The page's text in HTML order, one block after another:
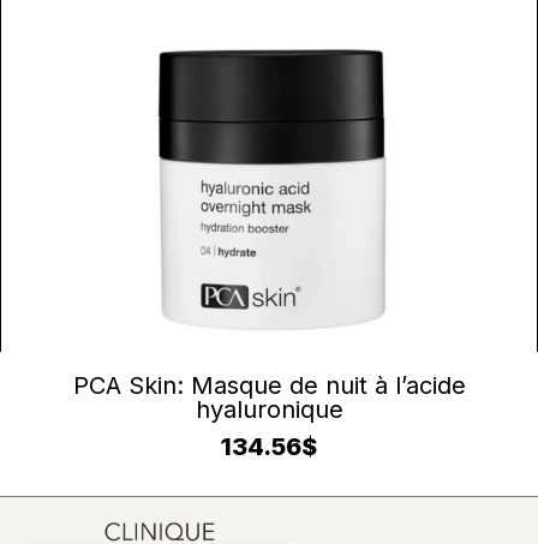
AJOUTER AU PANIER
PCA Skin: Masque de nuit à l’acide
hyaluronique
134.56$